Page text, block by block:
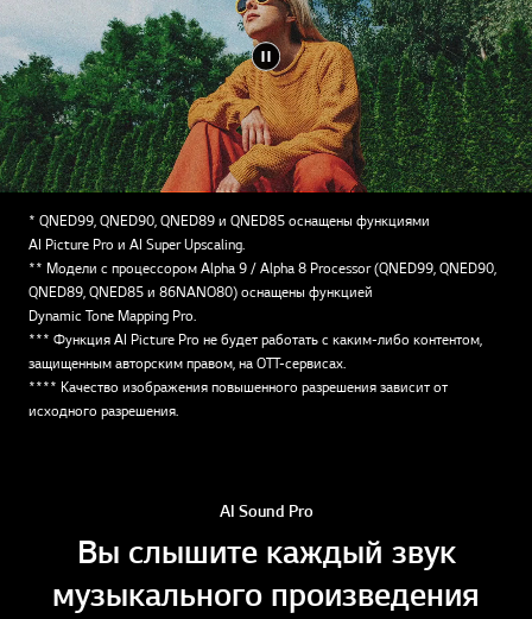
* QNED99, QNED90, QNED89 и QNED85 оснащены функциями
AI Picture Pro и AI Super Upscaling.
** Модели с процессором Alpha 9 / Alpha 8 Processor (QNED99, QNED90,
QNED89, QNED85 и 86NANO80) оснащены функцией
Dynamic Tone Mapping Pro.
*** Функция AI Picture Pro не будет работать с каким-либо контентом,
защищенным авторским правом, на OTT-сервисах.
**** Качество изображения повышенного разрешения зависит от
исходного разрешения.
AI Sound Pro
Вы слышите каждый звук
музыкального произведения